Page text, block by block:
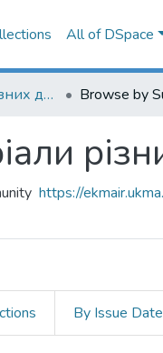
All of DSpace
015. Матеріали різних дослідників та організацій Browse by
https://
By Issue Date